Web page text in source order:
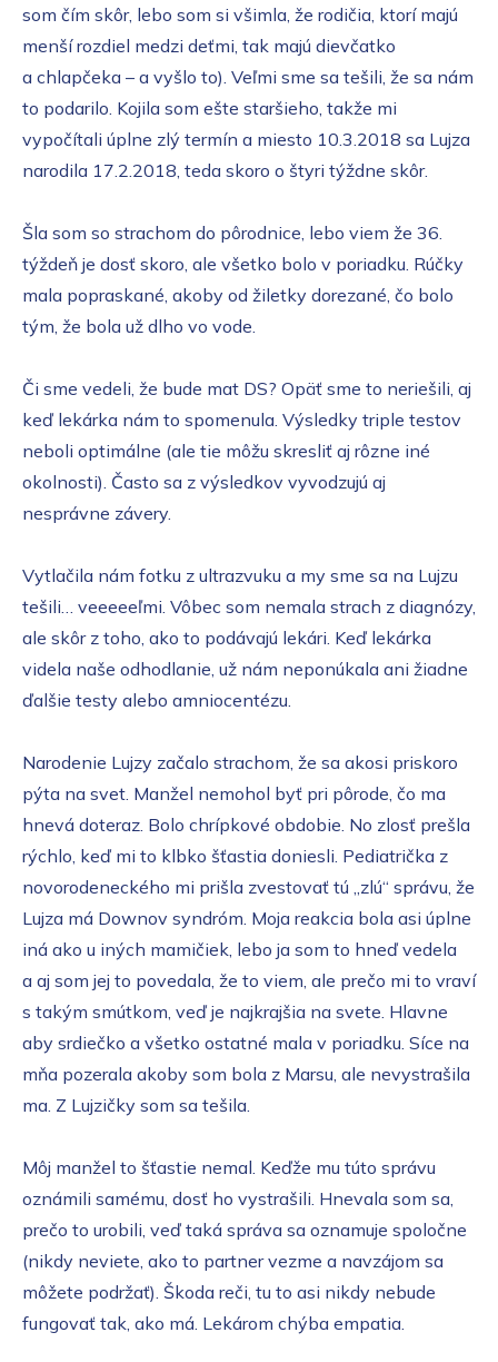
som čím skôr, lebo som si všimla, že rodičia, ktorí majú
menší rozdiel medzi deťmi, tak majú dievčatko
a chlapčeka – a vyšlo to). Veľmi sme sa tešili, že sa nám
to podarilo. Kojila som ešte staršieho, takže mi
vypočítali úplne zlý termín a miesto 10.3.2018 sa Lujza
narodila 17.2.2018, teda skoro o štyri týždne skôr.
Šla som so strachom do pôrodnice, lebo viem že 36.
týždeň je dosť skoro, ale všetko bolo v poriadku. Rúčky
mala popraskané, akoby od žiletky dorezané, čo bolo
tým, že bola už dlho vo vode.
Či sme vedeli, že bude mat DS? Opäť sme to neriešili, aj
keď lekárka nám to spomenula. Výsledky triple testov
neboli optimálne (ale tie môžu skresliť aj rôzne iné
okolnosti). Často sa z výsledkov vyvodzujú aj
nesprávne závery.
Vytlačila nám fotku z ultrazvuku a my sme sa na Lujzu
tešili… veeeeeľmi. Vôbec som nemala strach z diagnózy,
ale skôr z toho, ako to podávajú lekári. Keď lekárka
videla naše odhodlanie, už nám neponúkala ani žiadne
ďalšie testy alebo amniocentézu.
Narodenie Lujzy začalo strachom, že sa akosi priskoro
pýta na svet. Manžel nemohol byť pri pôrode, čo ma
hnevá doteraz. Bolo chrípkové obdobie. No zlosť prešla
rýchlo, keď mi to klbko šťastia doniesli. Pediatrička z
novorodeneckého mi prišla zvestovať tú „zlú“ správu, že
Lujza má Downov syndróm. Moja reakcia bola asi úplne
iná ako u iných mamičiek, lebo ja som to hneď vedela
a aj som jej to povedala, že to viem, ale prečo mi to vraví
s takým smútkom, veď je najkrajšia na svete. Hlavne
aby srdiečko a všetko ostatné mala v poriadku. Síce na
mňa pozerala akoby som bola z Marsu, ale nevystrašila
ma. Z Lujzičky som sa tešila.
Môj manžel to šťastie nemal. Keďže mu túto správu
oznámili samému, dosť ho vystrašili. Hnevala som sa,
prečo to urobili, veď taká správa sa oznamuje spoločne
(nikdy neviete, ako to partner vezme a navzájom sa
môžete podržať). Škoda reči, tu to asi nikdy nebude
fungovať tak, ako má. Lekárom chýba empatia.